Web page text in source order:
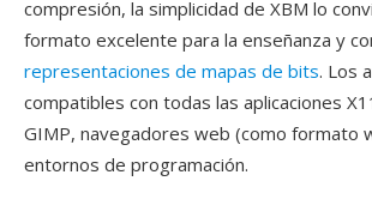
compresión, la simplicidad de XBM lo
formato excelente para la enseñanza y
representaciones de mapas de bits. Los
compatibles con todas las aplicaciones
GIMP, navegadores web (como formato
entornos de programación.